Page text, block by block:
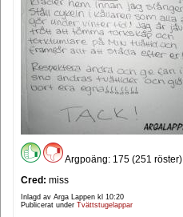
Argpoäng: 175 (251 röster)
Cred: miss
Inlagd av Arga Lappen kl 10:20
Publicerat under Tvättstugelappar